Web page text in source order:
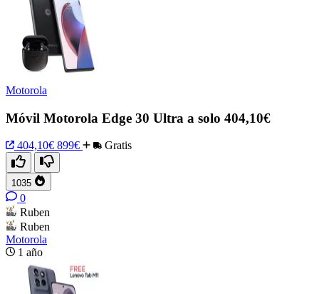
Motorola
Móvil Motorola Edge 30 Ultra a solo 404,10€
404,10€ 899€ Gratis
1035
0
Ruben
Ruben
Motorola
1 año